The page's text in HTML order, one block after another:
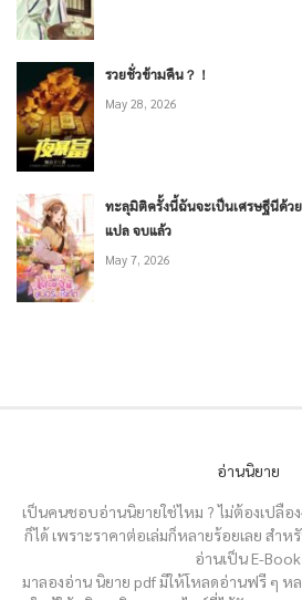
รวยชั่วข้ามคืน？！
May 28, 2026
ทะลุมิติครั้งนี้ฉันจะเป็นเศรษฐีนีด้วย
แปล จบแล้ว
May 7, 2026
อ่านนิยาย
เป็นคนชอบอ่านนิยายใช่ไหม ? ไม่ต้องเปลื
ก็ได้ เพราะราคาต่อเล่มก็หลายร้อยเลย ส
อ่านเป็น E-Book
มาลองอ่าน นิยาย pdf มีให้โหลดอ่านฟรี ๆ หล